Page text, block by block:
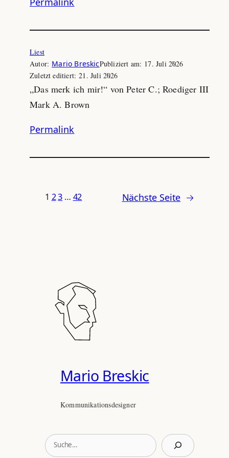
Mario Breskic
Kommunikationsdesigner
S
u
Liest
Autor: Mario BreskicPubliziert am: 17. Juli 2026
Zuletzt editiert:21. Juli 2026
„Das merk ich mir!“ von Peter C.; Roediger III
Mark A. Brown
Permalink
1 23 … 42 Nächste Seite →